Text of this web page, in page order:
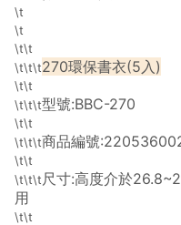
\t
\t
\t\t
\t\t\t270環保書衣(5入)
\t\t
\t\t\t型號:BBC-270
\t\t
\t\t\t商品編號
\t\t
\t\t\t尺寸:高度介於
用
\t\t